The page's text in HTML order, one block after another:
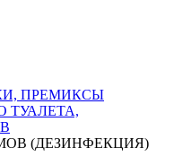
ПРЕМИКСЫ
ТУАЛЕТА,
(ДЕЗИНФЕКЦИЯ)